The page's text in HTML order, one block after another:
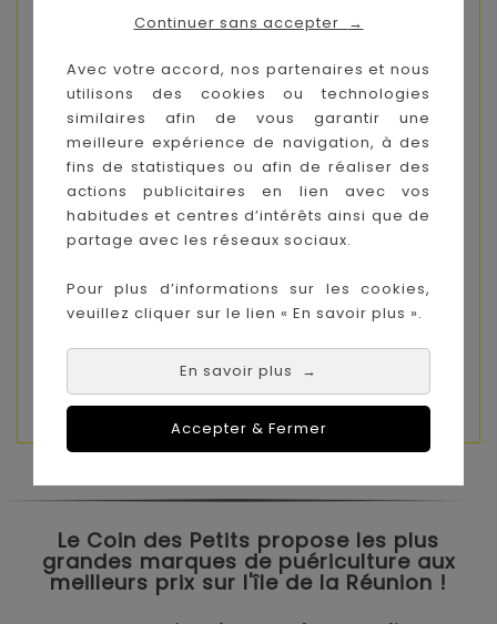
Continuer sans accepter →
Avec votre accord, nos partenaires et nous
utilisons des cookies ou technologies
similaires afin de vous garantir une
meilleure expérience de navigation, à des
fins de statistiques ou afin de réaliser des
actions publicitaires en lien avec vos
habitudes et centres d’intérêts ainsi que de
partage avec les réseaux sociaux.
Pour plus d’informations sur les cookies,
veuillez cliquer sur le lien « En savoir plus ».
En savoir plus →
Accepter & Fermer
Tissu anti-UV (UPF 50+) traité déperlant.
Pliage en «un seul élément» ultra compact.
Dimensions pliées bagage cabine*.
* Depuis 2012, les poussettes
YOYO (dimensions pliées 52 x 44 x 18 cm) sont
acceptées ou reconnues comme bagages
cabine par la plupart des compagnies
aériennes. Cependant, les standards bagages
cabine peuvent varier selon la compagnie
vous rapprocher de votre compagnie aérienne
afin d'obtenir le détail des restrictions
concernant les bagages cabine.
ATTENTION : VENDU SANS CADRE
Le Coin des Petits propose les plus
grandes marques de puériculture aux
meilleurs prix sur l'île de la Réunion !